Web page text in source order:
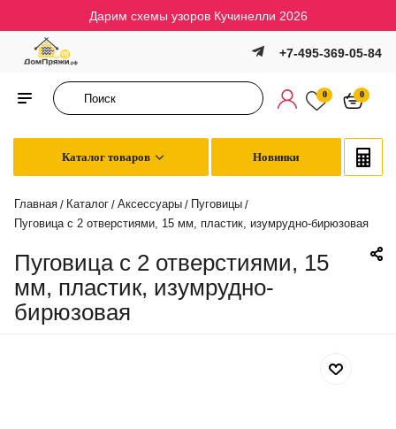
Дарим схемы узоров Кучинелли 2026
+7-495-369-05-84
0 0
Каталог товаров Новинки
Главная / Каталог / Аксессуары / Пуговицы /
Пуговица с 2 отверстиями, 15 мм, пластик, изумрудно-бирюзовая
Пуговица с 2 отверстиями, 15
мм, пластик, изумрудно-
бирюзовая